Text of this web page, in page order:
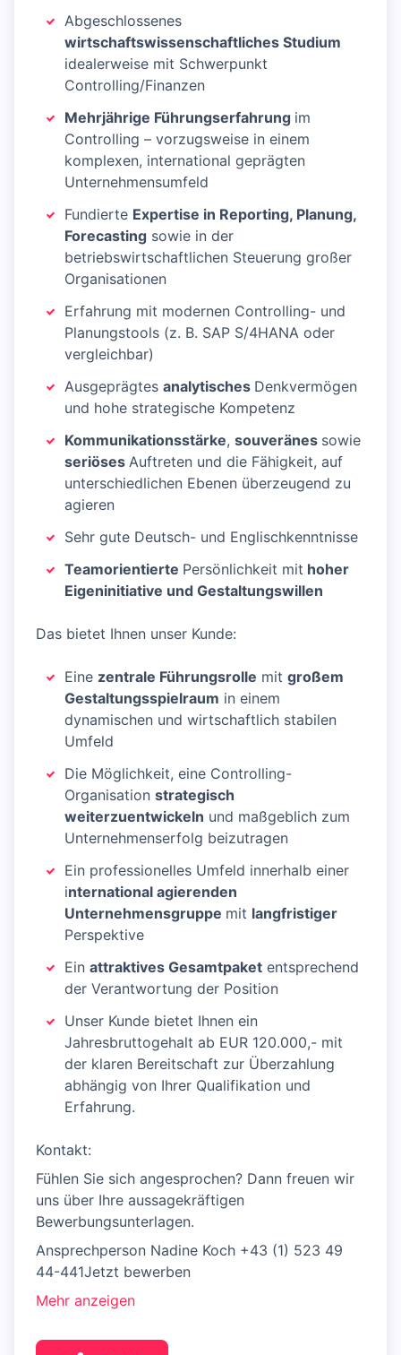
Abgeschlossenes
wirtschaftswissenschaftliches Studium
idealerweise mit Schwerpunkt
Controlling/Finanzen
Mehrjährige Führungserfahrung im
Controlling – vorzugsweise in einem
komplexen, international geprägten
Unternehmensumfeld
Fundierte Expertise in Reporting, Planung,
Forecasting sowie in der
betriebswirtschaftlichen Steuerung großer
Organisationen
Erfahrung mit modernen Controlling- und
Planungstools (z. B. SAP S/4HANA oder
vergleichbar)
Ausgeprägtes analytisches Denkvermögen
und hohe strategische Kompetenz
Kommunikationsstärke, souveränes sowie
seriöses Auftreten und die Fähigkeit, auf
unterschiedlichen Ebenen überzeugend zu
agieren
Sehr gute Deutsch- und Englischkenntnisse
Teamorientierte Persönlichkeit mit hoher
Eigeninitiative und Gestaltungswillen
Das bietet Ihnen unser Kunde:
Eine zentrale Führungsrolle mit großem
Gestaltungsspielraum in einem
dynamischen und wirtschaftlich stabilen
Umfeld
Die Möglichkeit, eine Controlling-
Organisation strategisch
weiterzuentwickeln und maßgeblich zum
Unternehmenserfolg beizutragen
Ein professionelles Umfeld innerhalb einer
international agierenden
Unternehmensgruppe mit langfristiger
Perspektive
Ein attraktives Gesamtpaket entsprechend
der Verantwortung der Position
Unser Kunde bietet Ihnen ein
Jahresbruttogehalt ab EUR 120.000,- mit
der klaren Bereitschaft zur Überzahlung
abhängig von Ihrer Qualifikation und
Erfahrung.
Kontakt:
Fühlen Sie sich angesprochen? Dann freuen wir
uns über Ihre aussagekräftigen
Bewerbungsunterlagen.
Ansprechperson Nadine Koch +43 (1) 523 49
44-441Jetzt bewerben
Mehr anzeigen